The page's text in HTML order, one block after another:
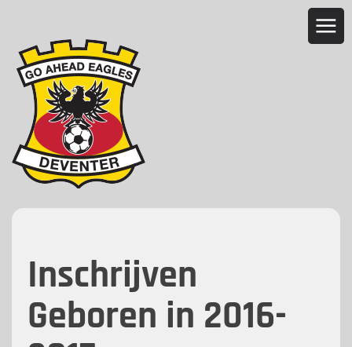
Inschrijven
Geboren in 2016-